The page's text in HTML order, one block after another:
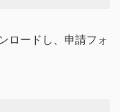
ロードし、申請フォ